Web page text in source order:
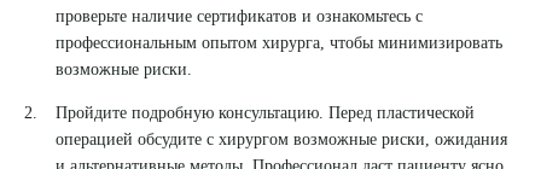
проверьте наличие сертификатов и ознакомьтесь с
профессиональным опытом хирурга, чтобы минимизировать
возможные риски.
Пройдите подробную консультацию. Перед пластической
операцией обсудите с хирургом возможные риски, ожидания